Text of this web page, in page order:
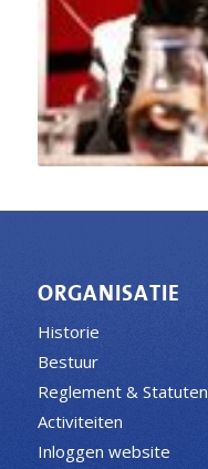
ORGANISATIE
Historie
Bestuur
Reglement & Statuten
Activiteiten
Inloggen website